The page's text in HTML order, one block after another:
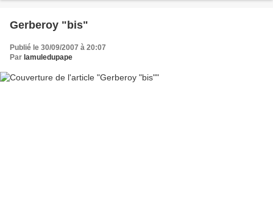
Gerberoy "bis"
Publié le 30/09/2007 à 20:07
Par lamuledupape